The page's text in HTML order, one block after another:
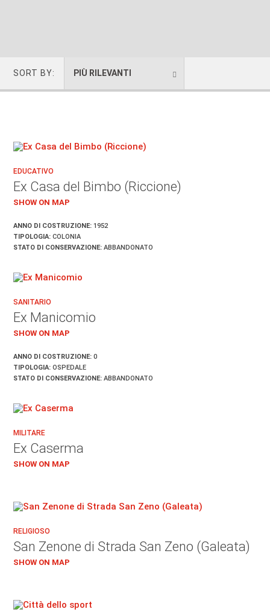
SORT BY: PIÙ RILEVANTI
EDUCATIVO
Ex Casa del Bimbo (Riccione)
SHOW ON MAP
ANNO DI COSTRUZIONE: 1952
TIPOLOGIA: COLONIA
STATO DI CONSERVAZIONE: ABBANDONATO
SANITARIO
Ex Manicomio
SHOW ON MAP
ANNO DI COSTRUZIONE: 0
TIPOLOGIA: OSPEDALE
STATO DI CONSERVAZIONE: ABBANDONATO
MILITARE
Ex Caserma
SHOW ON MAP
RELIGIOSO
San Zenone di Strada San Zeno (Galeata)
SHOW ON MAP